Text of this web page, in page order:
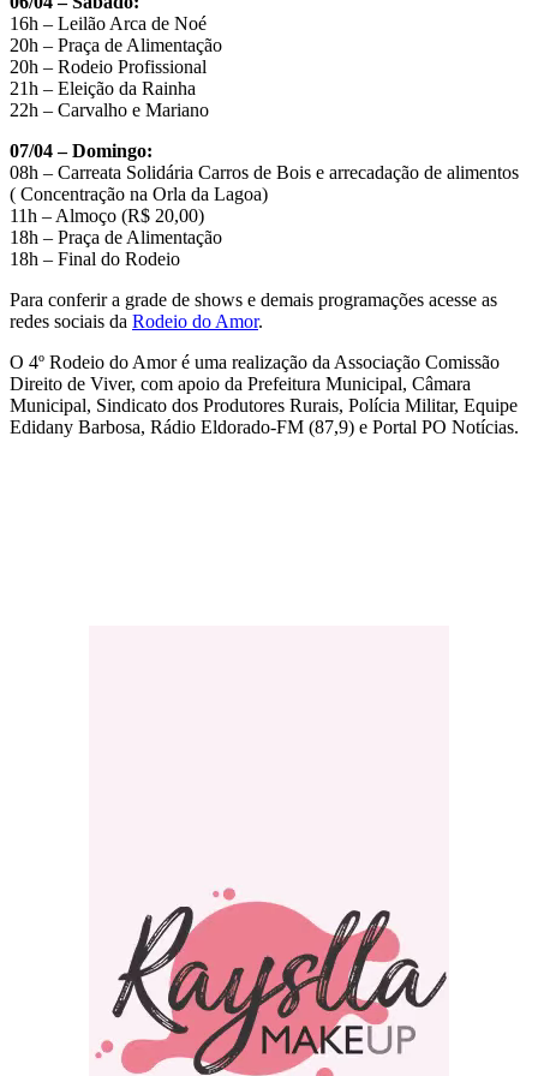
16h – Leilão Arca de Noé
20h – Praça de Alimentação
20h – Rodeio Profissional
21h – Eleição da Rainha
22h – Carvalho e Mariano
07/04 – Domingo:
08h – Carreata Solidária Carros de Bois e arrecadação de alimentos
( Concentração na Orla da Lagoa)
11h – Almoço (R$ 20,00)
18h – Praça de Alimentação
18h – Final do Rodeio
Para conferir a grade de shows e demais programações acesse as
redes sociais da Rodeio do Amor.
O 4º Rodeio do Amor é uma realização da Associação Comissão
Direito de Viver, com apoio da Prefeitura Municipal, Câmara
Municipal, Sindicato dos Produtores Rurais, Polícia Militar, Equipe
Edidany Barbosa, Rádio Eldorado-FM (87,9) e Portal PO Notícias.